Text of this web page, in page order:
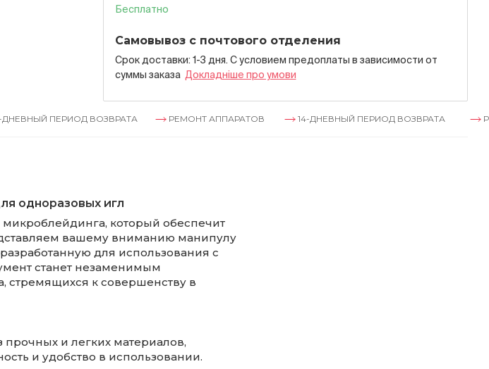
Бесплатно
Самовывоз с почтового отделения
Срок доставки: 1-3 дня. С условием предоплаты в зависимости от
суммы заказа Докладнiше про умови
ПЕРИОД ВОЗВРАТА РЕМОНТ АППАРАТОВ 14-ДНЕВНЫЙ ПЕРИОД ВОЗВРАТА
одноразовых игл
который обеспечит
вашему вниманию манипулу
для использования с
станет незаменимым
стремящихся к совершенству в
прочных и легких материалов,
и удобство в использовании.